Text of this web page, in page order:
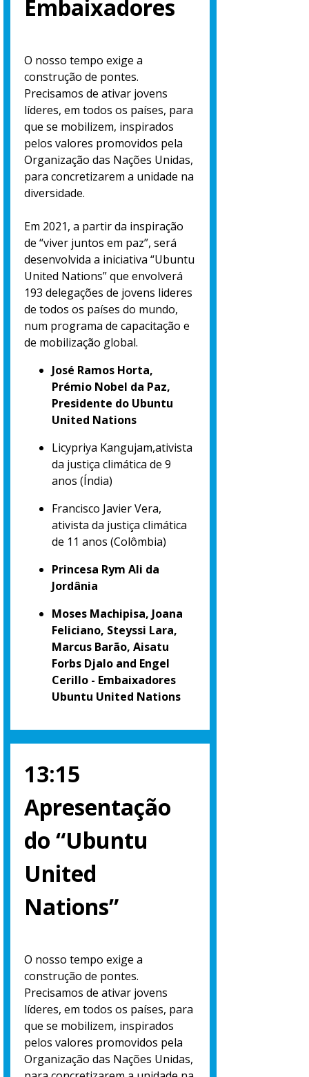
Embaixadores
O nosso tempo exige a
construção de pontes.
Precisamos de ativar jovens
líderes, em todos os países, para
que se mobilizem, inspirados
pelos valores promovidos pela
Organização das Nações Unidas,
para concretizarem a unidade na
diversidade.
Em 2021, a partir da inspiração
de “viver juntos em paz”, será
desenvolvida a iniciativa “Ubuntu
United Nations” que envolverá
193 delegações de jovens lideres
de todos os países do mundo,
num programa de capacitação e
de mobilização global.
José Ramos Horta,
Prémio Nobel da Paz,
Presidente do Ubuntu
United Nations
Licypriya Kangujam,ativista
da justiça climática de 9
anos (Índia)
Francisco Javier Vera,
ativista da justiça climática
de 11 anos (Colômbia)
Princesa Rym Ali da
Jordânia
Moses Machipisa, Joana
Feliciano, Steyssi Lara,
Marcus Barão, Aisatu
Forbs Djalo and Engel
Cerillo - Embaixadores
Ubuntu United Nations
13:15
Apresentação
do “Ubuntu
United
Nations”
O nosso tempo exige a
construção de pontes.
Precisamos de ativar jovens
líderes, em todos os países, para
que se mobilizem, inspirados
pelos valores promovidos pela
Organização das Nações Unidas,